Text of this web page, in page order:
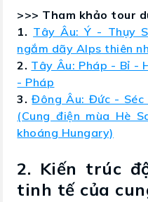
>>> Tham khảo tour
1. Tây Âu: Ý - Thụy
ngắm dãy Alps thiên
2. Tây Âu: Pháp - Bỉ -
- Pháp
3.Đông Âu: Đức -
(Cung điện mùa Hè
khoáng Hungary)
2. Kiến trúc
tinh tế của